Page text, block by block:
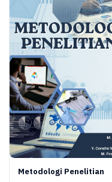
Metodologi Penelitian